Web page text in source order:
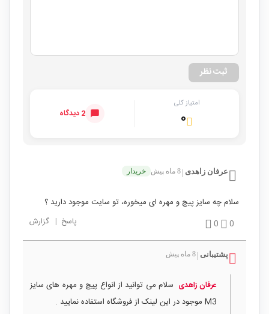
ثبت نظر
امتیاز کلی
۰ 2 دیدگاه
عرفان زاهدی | 8 ماه پیش خریدار
سلام چه سایز پیچ و مهره ای میخوره، تو سایت موجود دارید ؟
0
0 پاسخ | گزارش
پشتیبانی | 8 ماه پیش
عرفان زاهدی سلام می توانید از انواع پیچ و مهره های سایز
M3 موجود در این لینک از فروشگاه استفاده نمایید .